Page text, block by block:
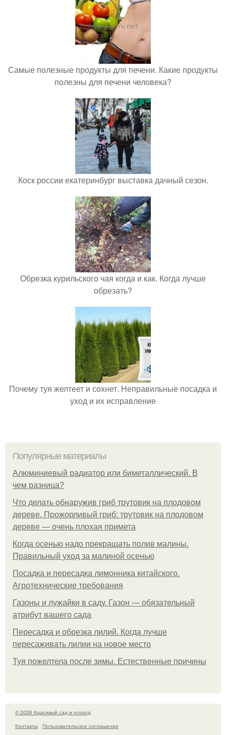
Самые полезные продукты для печени. Какие продукты
полезны для печени человека?
Коск россии екатеринбург выставка дачный сезон.
Обрезка курильского чая когда и как. Когда лучше
обрезать?
Почему туя желтеет и сохнет. Неправильные посадка и
уход и их исправление
Популярные материалы
Алюминиевый радиатор или биметаллический. В
чем разница?
Что делать обнаружив гриб трутовик на плодовом
дереве. Прожорливый гриб: трутовик на плодовом
дереве — очень плохая примета
Когда осенью надо прекращать полив малины.
Правильный уход за малиной осенью
Посадка и пересадка лимонника китайского.
Агротехнические требования
Газоны и лужайки в саду. Газон — обязательный
атрибут вашего сада
Пересадка и обрезка лилий. Когда лучше
пересаживать лилии на новое место
Туя пожелтела после зимы. Естественные причины
© 2026 Красивый сад и огород
Контакты
Пользовательское соглашение